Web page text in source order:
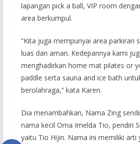
lapangan pick a ball, VIP room
area berkumpul.
“Kita juga mempunyai area parkiran
luas dan aman. Kedepannya kami
menghadirkan home mat pilates or
paddle serta sauna and ice bath
berolahraga,” kata Karen.
Dia menambahkan, Nama Zing
nama kecil Oma Imelda Tio, pendiri
yaitu Tio Hijin. Nama ini memiliki arti